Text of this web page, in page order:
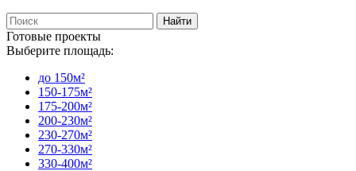
Готовые проекты
Выберите площадь:
до 150м²
150-175м²
175-200м²
200-230м²
230-270м²
270-330м²
330-400м²